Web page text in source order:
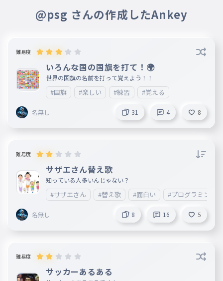
@psg さんの作成したAnkey
難易度
いろんな国の国旗を打て！🌍
世界の国旗の名前を打って覚えよう！！
#国旗 #楽しい #練習 #覚える
名無し 31 4 8
難易度
サザエさん替え歌
知っている人多いんじゃない？
#サザエさん #替え歌 #面白い #プログラミング
名無し 8 16 5
難易度
サッカーあるある